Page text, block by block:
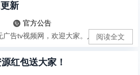
新
 官方公告
广告tv视频网，欢迎大家。入口：...
阅读全文
红包送大家！